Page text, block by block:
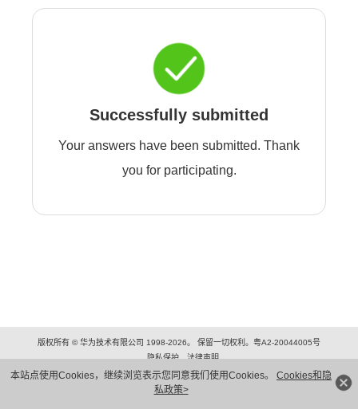
本站点使用Cookies，继续浏览表示您同意我们使用Cookies。 Cookies和隐
私政策>
Successfully submitted
Your answers have been submitted. Thank
you for participating.
版权所有 © 华为技术有限公司 1998-2026。 保留一切权利。粤A2-20044005号
隐私保护
法律声明